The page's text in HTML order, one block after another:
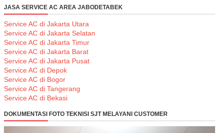
JASA SERVICE AC AREA JABODETABEK
Service AC di Jakarta Utara
Service AC di Jakarta Selatan
Service AC di Jakarta Timur
Service AC di Jakarta Barat
Service AC di Jakarta Pusat
Service AC di Depok
Service AC di Bogor
Service AC di Tangerang
Service AC di Bekasi
DOKUMENTASI FOTO TEKNISI SJT MELAYANI CUSTOMER